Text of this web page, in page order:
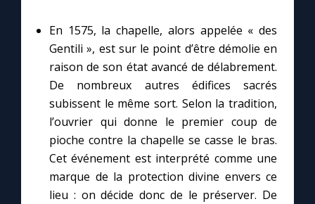
Me consacrer à Jésus par Marie
Mes intentions de prière
Une Minute avec Marie
Une neuvaine
À la une
En 1575, la chapelle, alors appelée « des
Gentili », est sur le point d’être démolie en
raison de son état avancé de délabrement.
De nombreux autres édifices sacrés
subissent le même sort. Selon la tradition,
l’ouvrier qui donne le premier coup de
pioche contre la chapelle se casse le bras.
Cet événement est interprété comme une
marque de la protection divine envers ce
lieu : on décide donc de le préserver. De